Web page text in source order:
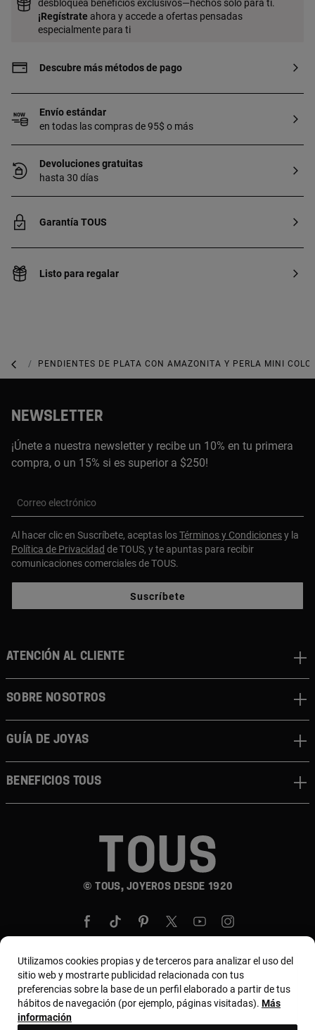
desbloquea beneficios exclusivos—hechos solo para ti.
¡Regístrate ahora y accede a ofertas pensadas
especialmente para ti
Descubre más métodos de pago
Envío estándar
en todas las compras de 95$ o más
Devoluciones gratuitas
hasta 30 días
Garantía TOUS
Listo para regalar
JOYAS DE PLATA 925
PENDIENTES DE PLATA CON AMAZONITA Y PERLA MINI
NEWSLETTER
¡Únete a nuestra newsletter y recibe un 10% en tu primera
compra, o un 15% si es superior a $250!
Correo electrónico
Al hacer clic en Suscríbete, aceptas losTérminos y Condicionesy la
Política de Privacidad de TOUS, y te apuntas para recibir
comunicaciones comerciales de TOUS.
Suscríbete
© TOUS, JOYEROS DESDE 1920
ATENCIÓN AL CLIENTE
SOBRE NOSOTROS
GUÍA DE JOYAS
BENEFICIOS TOUS
País y moneda:United States Of America / US
Dollar
Utilizamos cookies propias y de terceros para analizar el uso del
sitio web y mostrarte publicidad relacionada con tus
preferencias sobre la base de un perfil elaborado a partir de tus
hábitos de navegación (por ejemplo, páginas visitadas). Más
información